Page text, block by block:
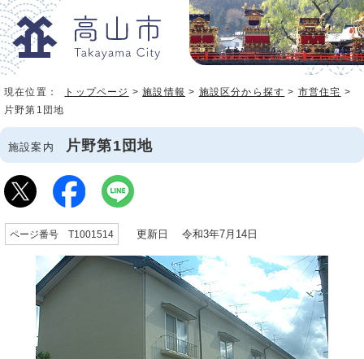
現在位置： トップページ >施設情報 > 施設区分から探す > 市営住宅 >
片野第1団地
施設案内 片野第1団地
ページ番号 T1001514 更新日 令和3年7月14日